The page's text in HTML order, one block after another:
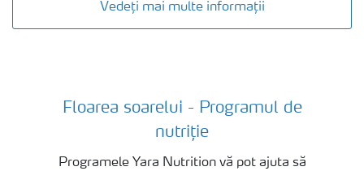
Vedeți mai multe informații
Floarea soarelui Fertilizer Programme
Floarea soarelui - Programul de
nutriție
Programele Yara Nutrition vă pot ajuta să